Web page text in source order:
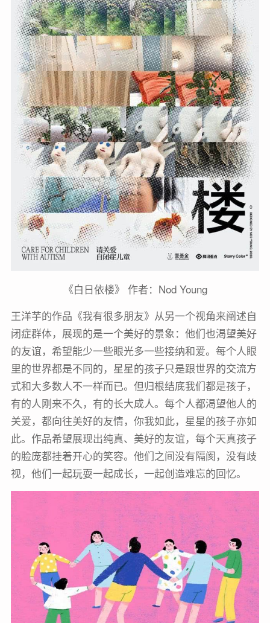
《白日依楼》 作者：Nod Young
王洋芋的作品《我有很多朋友》从另一个视角来阐述自
闭症群体，展现的是一个美好的景象：他们也渴望美好
的友谊，希望能少一些眼光多一些接纳和爱。每个人眼
里的世界都是不同的，星星的孩子只是跟世界的交流方
式和大多数人不一样而已。但归根结底我们都是孩子，
有的人刚来不久，有的长大成人。每个人都渴望他人的
关爱，都向往美好的友情，你我如此，星星的孩子亦如
此。作品希望展现出纯真、美好的友谊，每个天真孩子
的脸庞都挂着开心的笑容。他们之间没有隔阂，没有歧
视，他们一起玩耍一起成长，一起创造难忘的回忆。